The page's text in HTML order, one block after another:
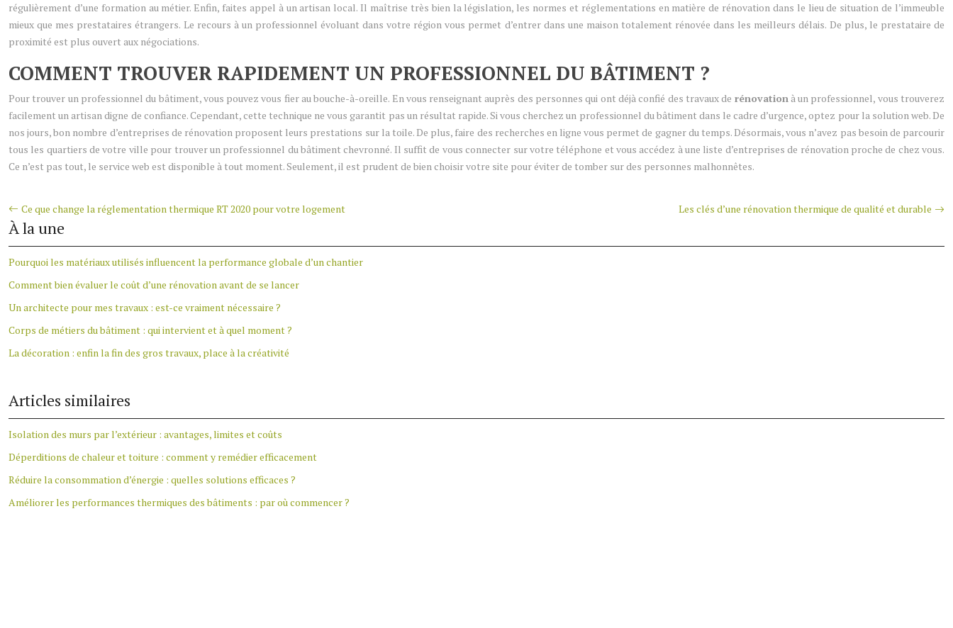
régulièrement d’une formation au métier. Enfin, faites appel à un artisan local. Il maîtrise très bien la législation, les normes et réglementations en matière de rénovation dans le lieu de situation de l’immeuble
mieux que mes prestataires étrangers. Le recours à un professionnel évoluant dans votre région vous permet d’entrer dans une maison totalement rénovée dans les meilleurs délais. De plus, le prestataire de
proximité est plus ouvert aux négociations.
COMMENT TROUVER RAPIDEMENT UN PROFESSIONNEL DU BÂTIMENT ?
Pour trouver un professionnel du bâtiment, vous pouvez vous fier au bouche-à-oreille. En vous renseignant auprès des personnes qui ont déjà confié des travaux de rénovationà un professionnel, vous trouverez
facilement un artisan digne de confiance. Cependant, cette technique ne vous garantit pas un résultat rapide. Si vous cherchez un professionnel du bâtiment dans le cadre d’urgence, optez pour la solution web. De
nos jours, bon nombre d’entreprises de rénovation proposent leurs prestations sur la toile. De plus, faire des recherches en ligne vous permet de gagner du temps. Désormais, vous n’avez pas besoin de parcourir
tous les quartiers de votre ville pour trouver un professionnel du bâtiment chevronné. Il suffit de vous connecter sur votre téléphone et vous accédez à une liste d’entreprises de rénovation proche de chez vous.
Ce n’est pas tout, le service web est disponible à tout moment. Seulement, il est prudent de bien choisir votre site pour éviter de tomber sur des personnes malhonnêtes.
Ce que change la réglementation thermique RT 2020 pour votre logement Les clés d’une rénovation thermique de qualité et durable
À la une
Pourquoi les matériaux utilisés influencent la performance globale d’un chantier
Comment bien évaluer le coût d’une rénovation avant de se lancer
Un architecte pour mes travaux : est-ce vraiment nécessaire ?
Corps de métiers du bâtiment : qui intervient et à quel moment ?
La décoration : enfin la fin des gros travaux, place à la créativité
Articles similaires
Isolation des murs par l’extérieur : avantages, limites et coûts
Déperditions de chaleur et toiture : comment y remédier efficacement
Réduire la consommation d’énergie : quelles solutions efficaces ?
Améliorer les performances thermiques des bâtiments : par où commencer ?